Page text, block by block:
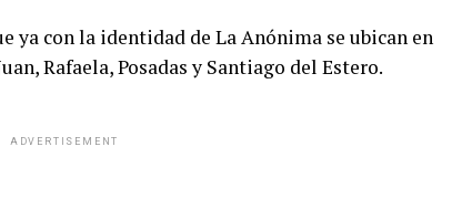
ya con la identidad de La Anónima se ubican en
Rafaela, Posadas y Santiago del Estero.
ADVERTISEMENT